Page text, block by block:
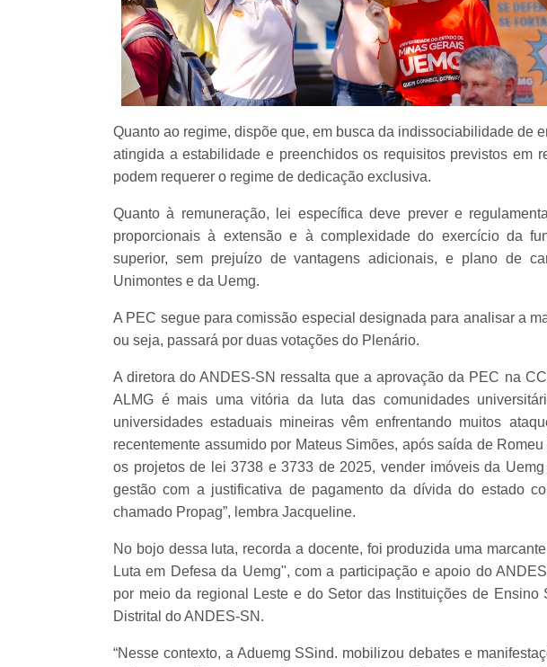
Quanto ao regime, dispõe que, em busca da indissociabilidade de
atingida a estabilidade e preenchidos os requisitos previstos em
podem requerer o regime de dedicação exclusiva.
Quanto à remuneração, lei específica deve prever e
proporcionais à extensão e à complexidade do exercício da
superior, sem prejuízo de vantagens adicionais, e plano de
Unimontes e da Uemg.
A PEC segue para comissão especial designada para analisar a
ou seja, passará por duas votações do Plenário.
A diretora do ANDES-SN ressalta que a aprovação da PEC na
ALMG é mais uma vitória da luta das comunidades
universidades estaduais mineiras vêm enfrentando muitos
recentemente assumido por Mateus Simões, após saída de
os projetos de lei 3738 e 3733 de 2025, vender imóveis da Uemg
gestão com a justificativa de pagamento da dívida do estado
chamado Propag”, lembra Jacqueline.
No bojo dessa luta, recorda a docente, foi produzida uma
Luta em Defesa da Uemg", com a participação e apoio do
por meio da regional Leste e do Setor das Instituições de Ensino
Distrital do ANDES-SN.
“Nesse contexto, a Aduemg SSind. mobilizou debates e